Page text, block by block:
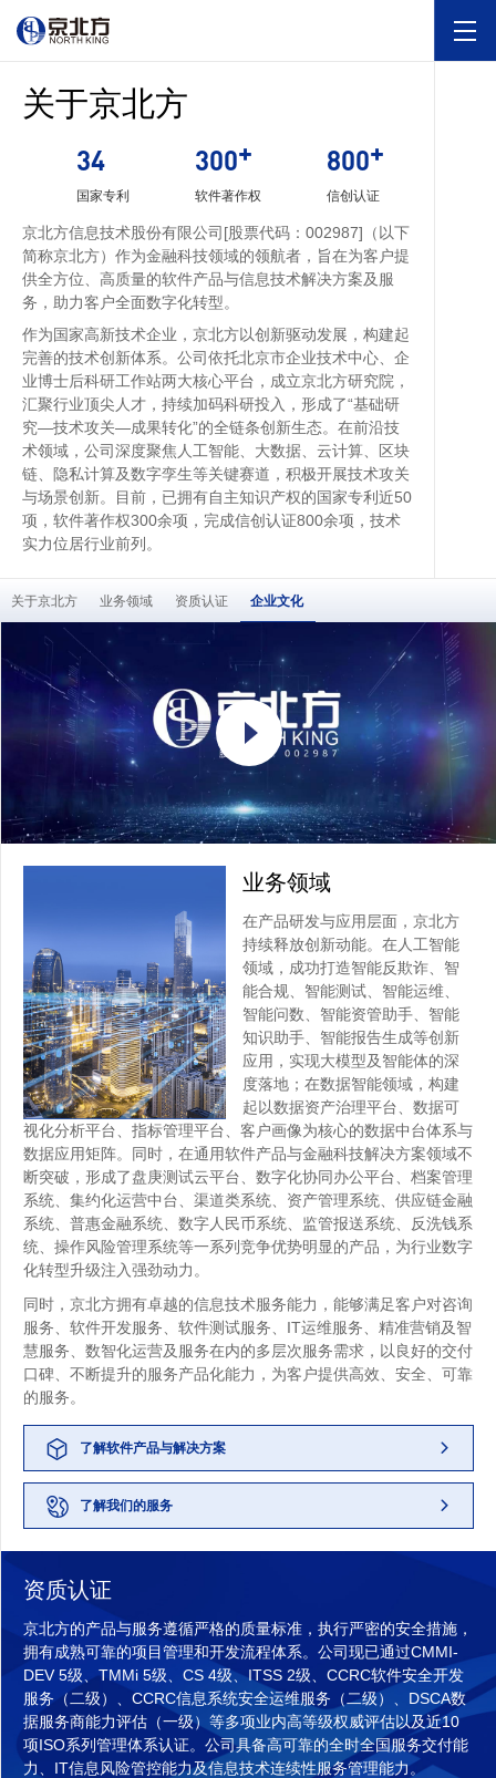
关于京北方
34
国家专利
300
软件著作权
800
信创认证
京北方信息技术股份有限公司[股票代码：002987]（以下
简称京北方）作为金融科技领域的领航者，旨在为客户提
供全方位、高质量的软件产品与信息技术解决方案及服
务，助力客户全面数字化转型。
作为国家高新技术企业，京北方以创新驱动发展，构建起
完善的技术创新体系。公司依托北京市企业技术中心、企
业博士后科研工作站两大核心平台，成立京北方研究院，
汇聚行业顶尖人才，持续加码科研投入，形成了“基础研
究—技术攻关—成果转化”的全链条创新生态。在前沿技
术领域，公司深度聚焦人工智能、大数据、云计算、区块
链、隐私计算及数字孪生等关键赛道，积极开展技术攻关
与场景创新。目前，已拥有自主知识产权的国家专利近50
项，软件著作权300余项，完成信创认证800余项，技术
实力位居行业前列。
关于京北方 业务领域 资质认证 企业文化
业务领域
在产品研发与应用层面，京北方
持续释放创新动能。在人工智能
领域，成功打造智能反欺诈、智
能合规、智能测试、智能运维、
智能问数、智能资管助手、智能
知识助手、智能报告生成等创新
应用，实现大模型及智能体的深
度落地；在数据智能领域，构建
起以数据资产治理平台、数据可
视化分析平台、指标管理平台、客户画像为核心的数据中台体系与
数据应用矩阵。同时，在通用软件产品与金融科技解决方案领域不
断突破，形成了盘庚测试云平台、数字化协同办公平台、档案管理
系统、集约化运营中台、渠道类系统、资产管理系统、供应链金融
系统、普惠金融系统、数字人民币系统、监管报送系统、反洗钱系
统、操作风险管理系统等一系列竞争优势明显的产品，为行业数字
化转型升级注入强劲动力。
同时，京北方拥有卓越的信息技术服务能力，能够满足客户对咨询
服务、软件开发服务、软件测试服务、IT运维服务、精准营销及智
慧服务、数智化运营及服务在内的多层次服务需求，以良好的交付
口碑、不断提升的服务产品化能力，为客户提供高效、安全、可靠
的服务。
了解软件产品与解决方案
了解我们的服务
资质认证
京北方的产品与服务遵循严格的质量标准，执行严密的安全措施，
拥有成熟可靠的项目管理和开发流程体系。公司现已通过CMMI-
DEV 5级、TMMi 5级、CS 4级、ITSS 2级、CCRC软件安全开发
服务（二级）、CCRC信息系统安全运维服务（二级）、DSCA数
据服务商能力评估（一级）等多项业内高等级权威评估以及近10
项ISO系列管理体系认证。公司具备高可靠的全时全国服务交付能
力、IT信息风险管控能力及信息技术连续性服务管理能力。